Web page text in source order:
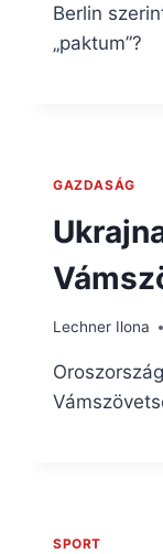
Berlin
„paktum”?
GAZDASÁG
Lechner Ilona
SPORT